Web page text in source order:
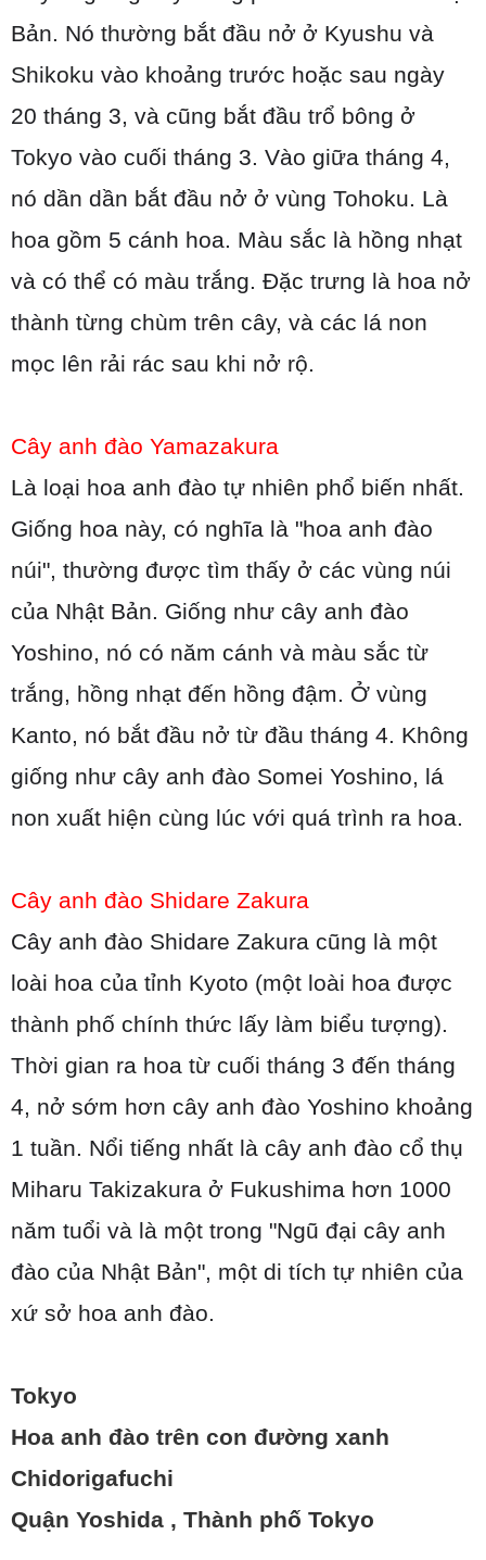
Bản. Nó thường bắt đầu nở ở Kyushu và
Shikoku vào khoảng trước hoặc sau ngày
20 tháng 3, và cũng bắt đầu trổ bông ở
Tokyo vào cuối tháng 3. Vào giữa tháng 4,
nó dần dần bắt đầu nở ở vùng Tohoku. Là
hoa gồm 5 cánh hoa. Màu sắc là hồng nhạt
và có thể có màu trắng. Đặc trưng là hoa nở
thành từng chùm trên cây, và các lá non
mọc lên rải rác sau khi nở rộ.
Cây anh đào Yamazakura
Là loại hoa anh đào tự nhiên phổ biến nhất.
Giống hoa này, có nghĩa là "hoa anh đào
núi", thường được tìm thấy ở các vùng núi
của Nhật Bản. Giống như cây anh đào
Yoshino, nó có năm cánh và màu sắc từ
trắng, hồng nhạt đến hồng đậm. Ở vùng
Kanto, nó bắt đầu nở từ đầu tháng 4. Không
giống như cây anh đào Somei Yoshino, lá
non xuất hiện cùng lúc với quá trình ra hoa.
Cây anh đào Shidare Zakura
Cây anh đào Shidare Zakura cũng là một
loài hoa của tỉnh Kyoto (một loài hoa được
thành phố chính thức lấy làm biểu tượng).
Thời gian ra hoa từ cuối tháng 3 đến tháng
4, nở sớm hơn cây anh đào Yoshino khoảng
1 tuần. Nổi tiếng nhất là cây anh đào cổ thụ
Miharu Takizakura ở Fukushima hơn 1000
năm tuổi và là một trong "Ngũ đại cây anh
đào của Nhật Bản", một di tích tự nhiên của
xứ sở hoa anh đào.
Tokyo
Hoa anh đào trên con đường xanh
Chidorigafuchi
Quận Yoshida , Thành phố Tokyo